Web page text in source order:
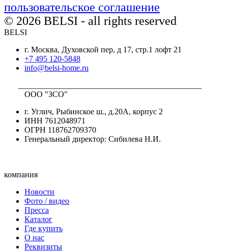
пользовательское соглашение
© 2026 BELSI - all rights reserved
BELSI
г. Москва, Духовской пер, д 17, стр.1 лофт 21
+7 495 120-5848
info@belsi-home.ru
ООО "ЗСО"
г. Углич, Рыбинское ш., д.20А, корпус 2
ИНН 7612048971
ОГРН 118762709370
Генеральный директор: Сибилева Н.И.
компания
Новости
Фото / видео
Пресса
Каталог
Где купить
О нас
Реквизиты